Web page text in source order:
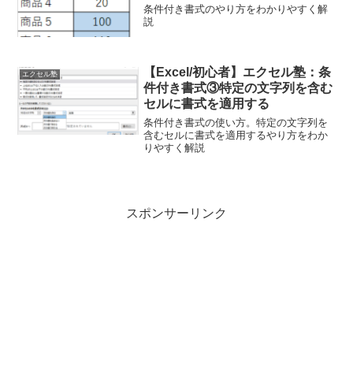
条件付き書式のやり方をわかりやすく解
説
エクセル塾
【Excel/初心者】エクセル塾：条
件付き書式③特定の文字列を含む
セルに書式を適用する
条件付き書式の使い方。特定の文字列を
含むセルに書式を適用するやり方をわか
りやすく解説
スポンサーリンク